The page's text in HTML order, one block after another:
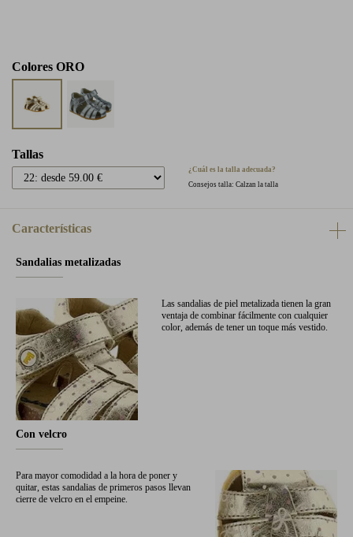
Colores ORO
Tallas
¿Cuál es la talla adecuada?
Consejos talla: Calzan la talla
Características
Sandalias metalizadas
Las sandalias de piel metalizada tienen la gran
ventaja de combinar fácilmente con cualquier
color, además de tener un toque más vestido.
Con velcro
Para mayor comodidad a la hora de poner y
quitar, estas sandalias de primeros pasos llevan
cierre de velcro en el empeine.